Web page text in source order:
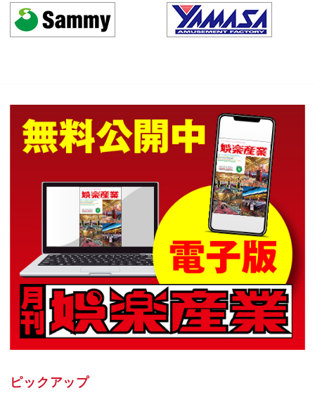
ピックアップ